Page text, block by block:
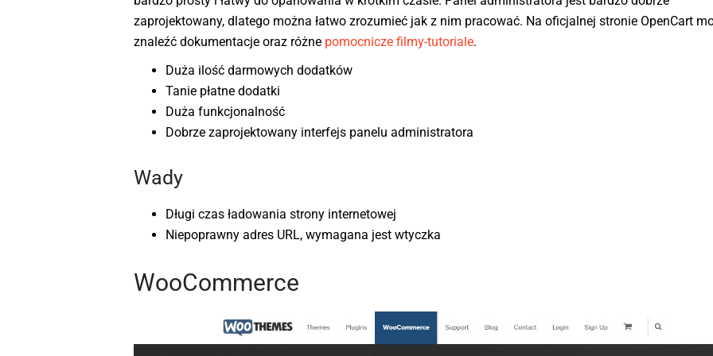
zaprojektowany, dlatego można łatwo zrozumieć jak z nim pracować. Na oficjalnej stronie OpenCart
znaleźć dokumentacje oraz różne pomocnicze filmy-tutoriale.
Duża ilość darmowych dodatków
Tanie płatne dodatki
Duża funkcjonalność
Dobrze zaprojektowany interfejs panelu administratora
Wady
Długi czas ładowania strony internetowej
Niepoprawny adres URL, wymagana jest wtyczka
WooCommerce